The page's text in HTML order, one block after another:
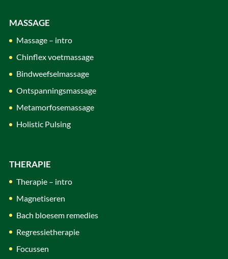
MASSAGE
Massage – intro
Chinflex voetmassage
Bindweefselmassage
Ontspanningsmassage
Metamorfosemassage
Holistic Pulsing
THERAPIE
Therapie – intro
Magnetiseren
Bach bloesem remedies
Regressietherapie
Focussen